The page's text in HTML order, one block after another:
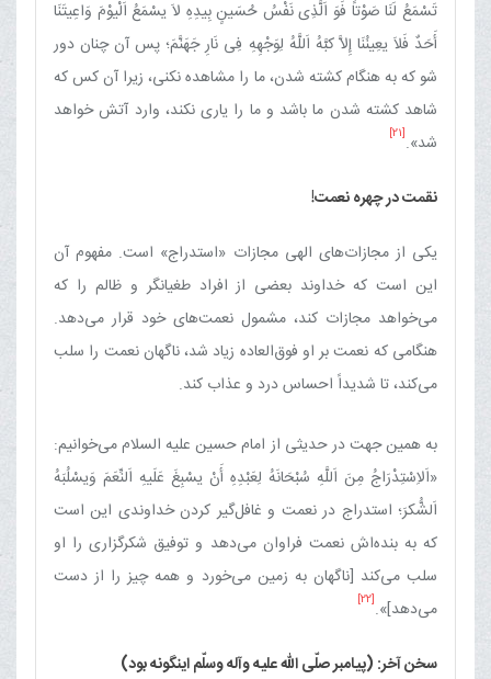
تَسْمَعُ لَنَا صَوْتاً فَوَ اَلَّذِی نَفْسُ حُسَینٍ بِیدِهِ لاَ یسْمَعُ اَلْیوْمَ وَاعِیتَنَا
أَحَدٌ فَلاَ یعِینُنَا إِلاَّ کبَّهُ اَللَّهُ لِوَجْهِهِ فِی نَارِ جَهَنَّمَ؛ پس آن چنان دور
شو که به هنگام کشته شدن، ما را مشاهده نکنی، زیرا آن کس که
شاهد کشته شدن ما باشد و ما را یاری نکند، وارد آتش خواهد
شد».[21]
نقمت در چهره نعمت!
یکی از مجازات‌های الهی مجازات «استدراج» است. مفهوم آن
این است که خداوند بعضی از افراد طغیانگر و ظالم را که
می‌خواهد مجازات کند، مشمول نعمت‌های خود قرار می‌دهد.
هنگامی که نعمت بر او فوق‌العاده زیاد شد، ناگهان نعمت را سلب
می‌کند، تا شدیداً احساس درد و عذاب کند.
به ‌همین ‌جهت در حدیثی از امام حسین علیه السلام می‌خوانیم:
«اَلاِسْتِدْرَاجُ مِنَ اَللَّهِ سُبْحَانَهُ لِعَبْدِهِ أَنْ یسْبِغَ عَلَیهِ اَلنِّعَمَ وَیسْلُبَهُ
اَلشُّکرَ؛ استدراج در نعمت و غافل‌گیر کردن خداوندی این است
که به بنده‌اش نعمت فراوان می‌دهد و توفیق شکرگزاری را او
سلب می‌کند [ناگهان به زمین می‌خورد و همه چیز را از دست
می‌دهد]».[22]
سخن آخر: (پیامبر صلّی الله علیه وآله وسلّم اینگونه بود)